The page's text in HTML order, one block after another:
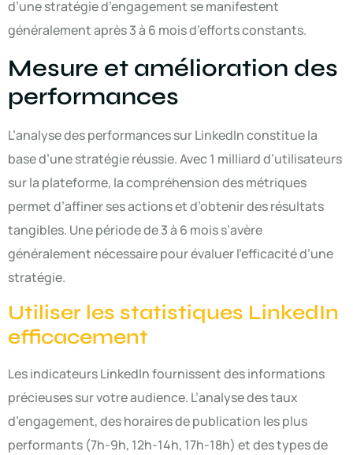
d’une stratégie d’engagement se manifestent
généralement après 3 à 6 mois d’efforts constants.
Mesure et amélioration des
performances
L’analyse des performances sur LinkedIn constitue la
base d’une stratégie réussie. Avec 1 milliard d’utilisateurs
sur la plateforme, la compréhension des métriques
permet d’affiner ses actions et d’obtenir des résultats
tangibles. Une période de 3 à 6 mois s’avère
généralement nécessaire pour évaluer l’efficacité d’une
stratégie.
Utiliser les statistiques LinkedIn
efficacement
Les indicateurs LinkedIn fournissent des informations
précieuses sur votre audience. L’analyse des taux
d’engagement, des horaires de publication les plus
performants (7h-9h, 12h-14h, 17h-18h) et des types de